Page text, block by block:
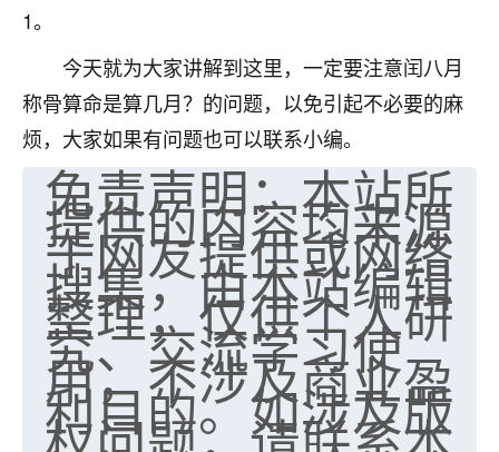
1。
今天就为大家讲解到这里，一定要注意闰八月
称骨算命是算几月？的问题，以免引起不必要的麻
烦，大家如果有问题也可以联系小编。
免责声明：本站所
提供的内容均来源
于网友提供或网络
搜集，由本站编辑
整理，仅供个人研
究、交流学习使
用，不涉及商业盈
利目的。如涉及版
梦醒时分
我女儿高二叛逆，大半年不上学，一说她就要死要活
的，把我们两口子愁的不行，朋友给我推荐的慧来老
师，一开始我是病急乱投医，这半年来，法事一个个
做完，我女儿跟变了个人一样，不期望她能考多好的
大学，只要能安安稳稳的把书读了，身体心理都健健
康康的我就很知足了！
鹿森：可怜天下父母心啊！
3小时前 来自河北 16
付深
我是公司人事调整，有升迁机会，但同时竞争的我们
三个，找老师的时候是抱着侥幸心理，没想到老师看